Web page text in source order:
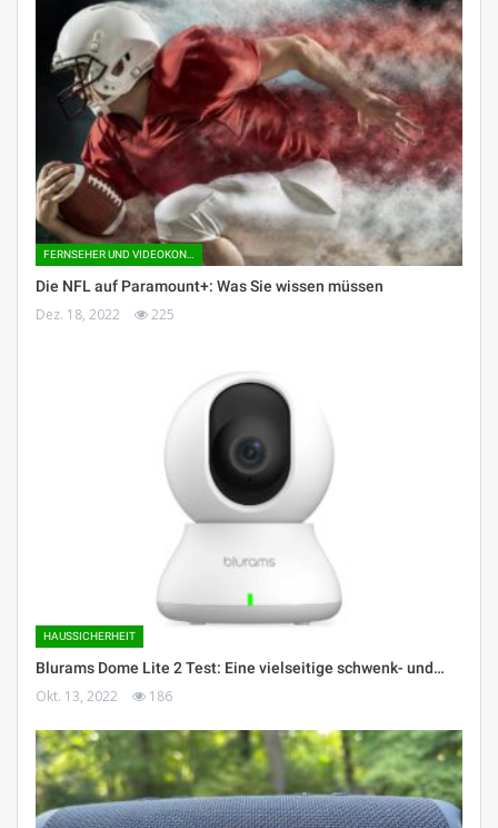
Die NFL auf Paramount+: Was Sie wissen müssen
Dez. 18, 2022 225
HAUSSICHERHEIT
Blurams Dome Lite 2 Test: Eine vielseitige schwenk- und…
Okt. 13, 2022 186